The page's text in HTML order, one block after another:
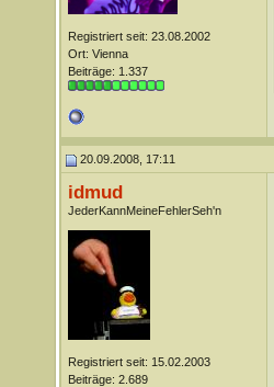
Registriert seit: 23.08.2002
Ort: Vienna
Beiträge: 1.337
20.09.2008, 17:11
idmud
JederKannMeineFehlerSeh'n
Registriert seit: 15.02.2003
Beiträge: 2.689